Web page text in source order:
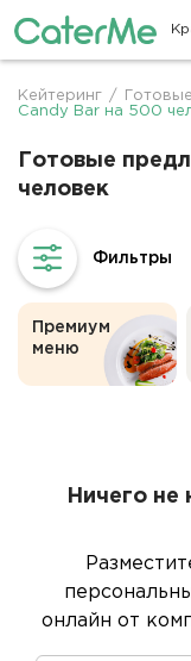
Строка
Кейтеринг /
Candy Bar на 500
Готовые
человек
Премиум
меню
Ничего не
онлайн от